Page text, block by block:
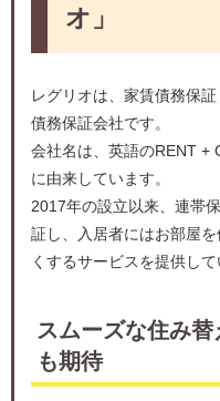
オ」
レグリオは、家賃債務保
債務保証会社です。
会社名は、英語のRENT +
に由来しています。
2017年の設立以来、連帯
証し、入居者にはお部屋
くするサービスを提供して
スムーズな住み
も期待